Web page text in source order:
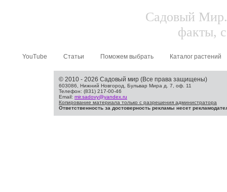
Садовый Мир.
факты,
YouTube Статьи Поможем выбрать Каталог растений
© 2010 - 2026 Садовый мир (Все права защищены)
603086, Нижний Новгород, Бульвар Мира д. 7, оф. 11
Телефон: (831) 217-00-46
Email: mir.sadovy@yandex.ru
Копирование материала только с разрешения администратора
Ответственность за достоверность рекламы несет